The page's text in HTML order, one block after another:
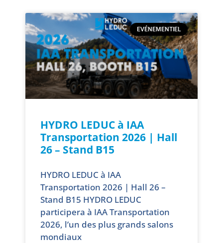
EVÉNEMENTIEL
HYDRO LEDUC à IAA
Transportation 2026 | Hall
26 – Stand B15
HYDRO LEDUC à IAA
Transportation 2026 | Hall 26 –
Stand B15 HYDRO LEDUC
participera à IAA Transportation
2026, l’un des plus grands salons
mondiaux